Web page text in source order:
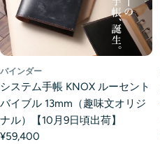
バインダー
システム手帳 KNOX ルーセント
バイブル 13mm（趣味文オリジ
ナル）【10月9日頃出荷】
¥59,400